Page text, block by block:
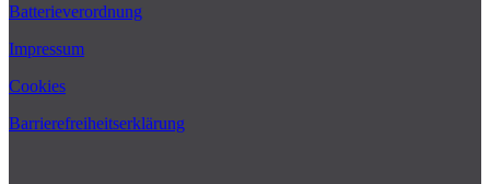
Batterieverordnung
Impressum
Cookies
Barrierefreiheitserklärung